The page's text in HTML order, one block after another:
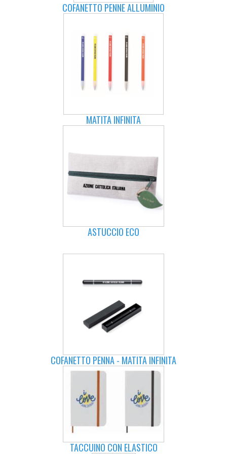
COFANETTO PENNE ALLUMINIO
MATITA INFINITA
ASTUCCIO ECO
COFANETTO PENNA - MATITA INFINITA
TACCUINO CON ELASTICO